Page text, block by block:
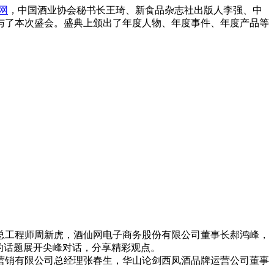
，中国酒业协会秘书长王琦、新食品杂志社出版人李强、中
本次盛会。盛典上颁出了年度人物、年度事件、年度产品等
师周新虎，酒仙网电子商务股份有限公司董事长郝鸿峰，
题展开尖峰对话，分享精彩观点。
有限公司总经理张春生，华山论剑西凤酒品牌运营公司董事